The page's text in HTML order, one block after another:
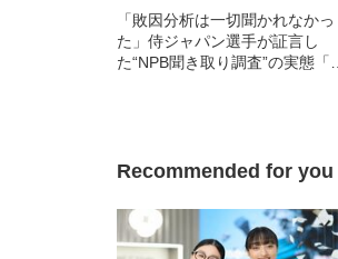
「敗因分析は一切聞かれなかっ
た」侍ジャパン選手が証言し
た“NPB聞き取り調査”の実態「選
Recommended for you